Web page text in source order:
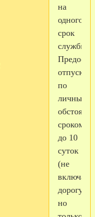
на
срок
службы.
отпуск
по
личным
сроком
до 10
суток
(не
включая
дорогу),
но